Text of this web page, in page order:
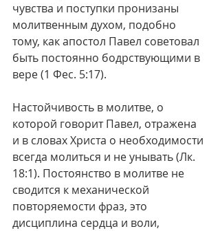
чувства и поступки пронизаны
молитвенным духом, подобно
тому, как апостол Павел советовал
быть постоянно бодрствующими в
вере (1 Фес. 5:17).
Настойчивость в молитве, о
которой говорит Павел, отражена
и в словах Христа о необходимости
всегда молиться и не унывать (Лк.
18:1). Постоянство в молитве не
сводится к механической
повторяемости фраз, это
дисциплина сердца и воли,